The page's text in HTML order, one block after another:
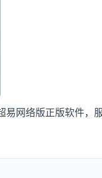
网络版正版软件，